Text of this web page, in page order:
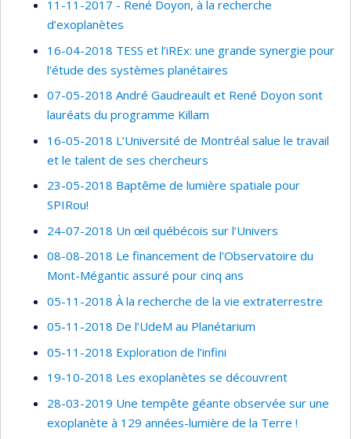
11-11-2017 - René Doyon, à la recherche
d’exoplanètes
16-04-2018 TESS et l’iREx: une grande synergie pour
l’étude des systèmes planétaires
07-05-2018 André Gaudreault et René Doyon sont
lauréats du programme Killam
16-05-2018 L’Université de Montréal salue le travail
et le talent de ses chercheurs
23-05-2018 Baptême de lumière spatiale pour
SPIRou!
24-07-2018 Un œil québécois sur l’Univers
08-08-2018 Le financement de l’Observatoire du
Mont-Mégantic assuré pour cinq ans
05-11-2018 À la recherche de la vie extraterrestre
05-11-2018 De l’UdeM au Planétarium
05-11-2018 Exploration de l’infini
19-10-2018 Les exoplanètes se découvrent
28-03-2019 Une tempête géante observée sur une
exoplanète à 129 années-lumière de la Terre !